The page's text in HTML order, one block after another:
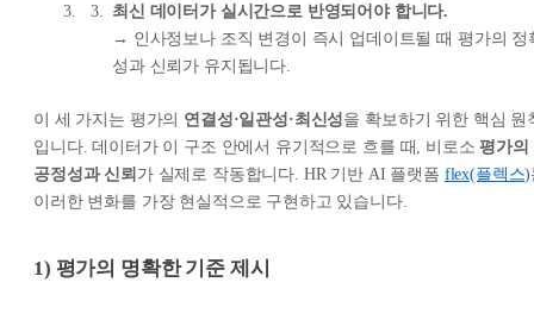
최신 데이터가 실시간으로 반영되어야 합니다.
→ 인사정보나 조직 변경이 즉시 업데이트될 때 평가의 정
성과 신뢰가 유지됩니다.
이 세 가지는 평가의 연결성·일관성·최신성을 확보하기 위한 핵심 원
입니다. 데이터가 이 구조 안에서 유기적으로 흐를 때, 비로소평가의
공정성과 신뢰 가 실제로 작동합니다. HR 기반 AI 플랫폼 flex(플렉스)
이러한 변화를 가장 현실적으로 구현하고 있습니다.
1) 평가의 명확한 기준 제시